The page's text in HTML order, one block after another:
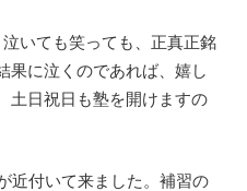
いても笑っても、正真正銘
果に泣くのであれば、嬉し
土日祝日も塾を開けますの
近付いて来ました。補習の